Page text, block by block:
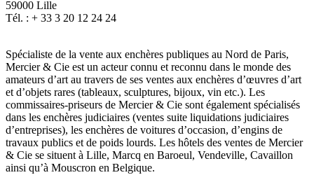
59000 Lille
Tél. : + 33 3 20 12 24 24
Spécialiste de la vente aux enchères publiques au Nord de Paris,
Mercier & Cie est un acteur connu et reconnu dans le monde des
amateurs d’art au travers de ses ventes aux enchères d’œuvres d’art
et d’objets rares (tableaux, sculptures, bijoux, vin etc.). Les
commissaires-priseurs de Mercier & Cie sont également spécialisés
dans les enchères judiciaires (ventes suite liquidations judiciaires
d’entreprises), les enchères de voitures d’occasion, d’engins de
travaux publics et de poids lourds. Les hôtels des ventes de Mercier
& Cie se situent à Lille, Marcq en Baroeul, Vendeville, Cavaillon
ainsi qu’à Mouscron en Belgique.